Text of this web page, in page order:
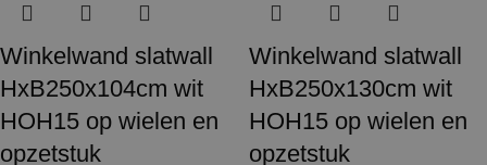
Winkelwand slatwall
HxB250x104cm wit
HOH15 op wielen en
opzetstuk
Winkelwand slatwall
HxB250x130cm wit
HOH15 op wielen en
opzetstuk